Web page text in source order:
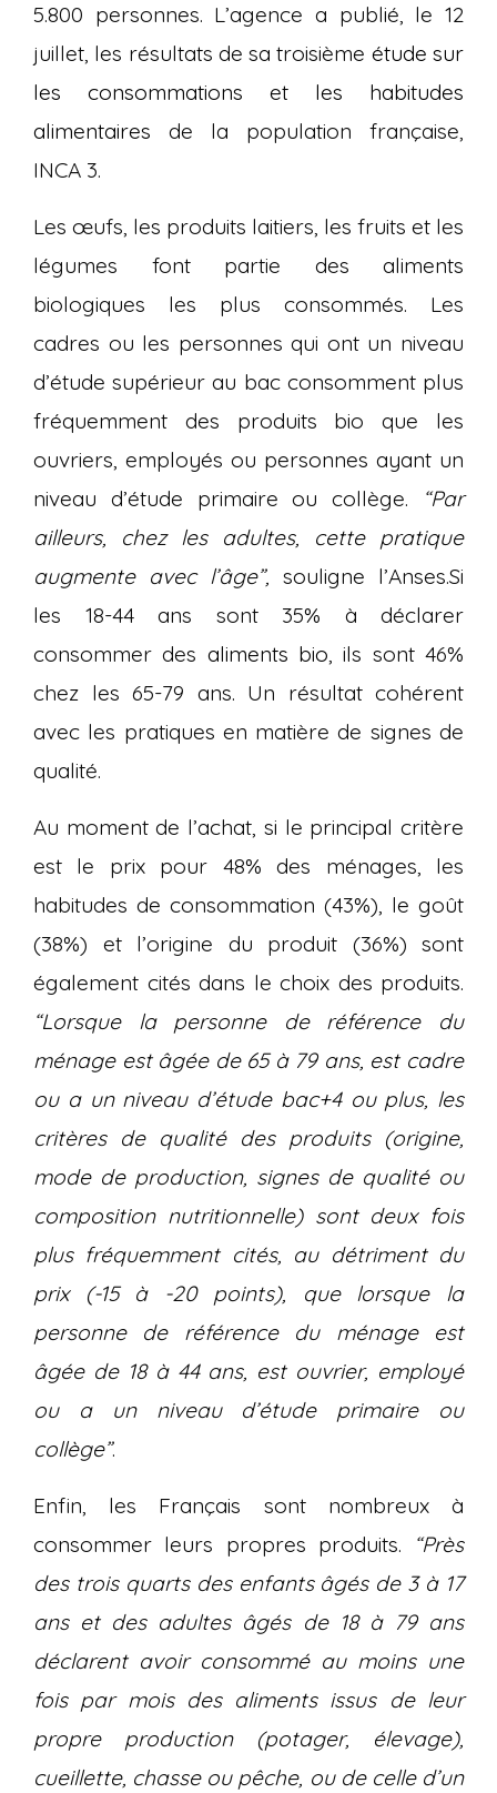
5.800 personnes. L’agence a publié, le 12
juillet, les résultats de sa troisième étude sur
les consommations et les habitudes
alimentaires de la population française,
INCA 3.
Les œufs, les produits laitiers, les fruits et les
légumes font partie des aliments
biologiques les plus consommés. Les
cadres ou les personnes qui ont un niveau
d’étude supérieur au bac consomment plus
fréquemment des produits bio que les
ouvriers, employés ou personnes ayant un
niveau d’étude primaire ou collège.
“Par
ailleurs, chez les adultes, cette pratique
augmente avec l’âge”, souligne l’Anses.Si
les 18-44 ans sont 35% à déclarer
consommer des aliments bio, ils sont 46%
chez les 65-79 ans. Un résultat cohérent
avec les pratiques en matière de signes de
qualité.
Au moment de l’achat, si le principal critère
est le prix pour 48% des ménages, les
habitudes de consommation (43%), le goût
(38%) et l’origine du produit (36%) sont
également cités dans le choix des produits.
“Lorsque la personne de référence du
ménage est âgée de 65 à 79 ans, est cadre
ou a un niveau d’étude bac+4 ou plus, les
critères de qualité des produits (origine,
mode de production, signes de qualité ou
composition nutritionnelle) sont deux fois
plus fréquemment cités, au détriment du
prix (-15 à -20 points), que lorsque la
personne de référence du ménage est
âgée de 18 à 44 ans, est ouvrier, employé
ou a un niveau d’étude primaire ou
collège”.
Enfin, les Français sont nombreux à
consommer leurs propres produits.
“Près
des trois quarts des enfants âgés de 3 à 17
ans et des adultes âgés de 18 à 79 ans
déclarent avoir consommé au moins une
fois par mois des aliments issus de leur
propre production (potager, élevage),
cueillette, chasse ou pêche, ou de celle d’un